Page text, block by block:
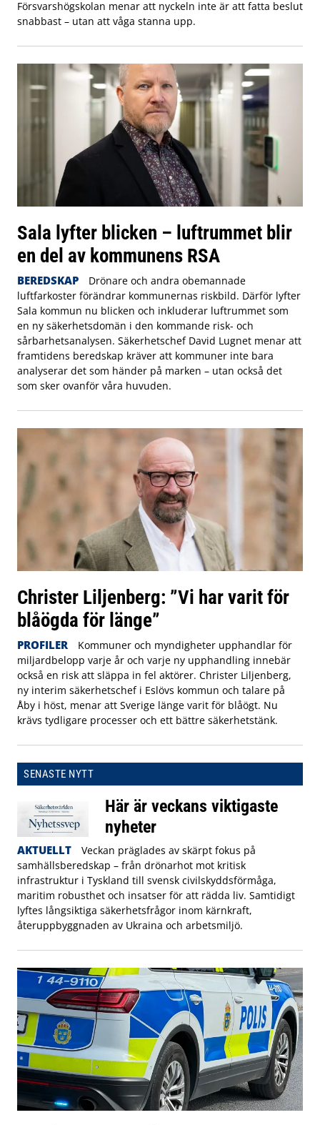
Försvarshögskolan menar att nyckeln inte är att fatta beslut
snabbast – utan att våga stanna upp.
Sala lyfter blicken – luftrummet blir
en del av kommunens RSA
BEREDSKAP
Drönare och andra obemannade
luftfarkoster förändrar kommunernas riskbild. Därför lyfter
Sala kommun nu blicken och inkluderar luftrummet som
en ny säkerhetsdomän i den kommande risk- och
sårbarhetsanalysen. Säkerhetschef David Lugnet menar att
framtidens beredskap kräver att kommuner inte bara
analyserar det som händer på marken – utan också det
som sker ovanför våra huvuden.
Christer Liljenberg: ”Vi har varit för
blåögda för länge”
PROFILER
Kommuner och myndigheter upphandlar för
miljardbelopp varje år och varje ny upphandling innebär
också en risk att släppa in fel aktörer. Christer Liljenberg,
ny interim säkerhetschef i Eslövs kommun och talare på
Åby i höst, menar att Sverige länge varit för blåögt. Nu
krävs tydligare processer och ett bättre säkerhetstänk.
SENASTE NYTT
Här är veckans viktigaste
nyheter
AKTUELLT
Veckan präglades av skärpt fokus på
samhällsberedskap – från drönarhot mot kritisk
infrastruktur i Tyskland till svensk civilskyddsförmåga,
maritim robusthet och insatser för att rädda liv. Samtidigt
lyftes långsiktiga säkerhetsfrågor inom kärnkraft,
återuppbyggnaden av Ukraina och arbetsmiljö.